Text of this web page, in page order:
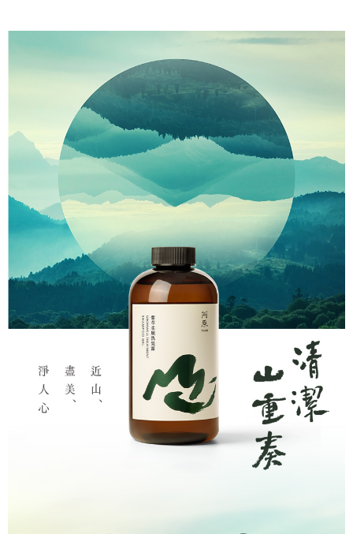
【繳款方式說明】
1.分期款項不併入電信帳單，「大哥付你分期」於每月結算日後寄送繳費提
2.透過簡訊連結打開帳單後，可選擇「超商條碼／台灣大直營門市／銀行轉
帳／街口支付／iPASS MONEY」等通路繳費。
【注意事項】
1.本服務係由「台灣大哥大股份有限公司」（以下簡稱本公司）所提供，讓
用戶於交易時，得透過本服務購買商品或服務，並由商店將買賣／分期付款
買賣價金債權讓與本公司後，依約使用本公司帳單繳交帳款。
2.基於同意付款使用「大哥付你分期」之契約關係目的，商店將以您的個人
資料（包含姓名、電話或地址）提供予台灣大哥大進項蒐集、處理及利用，
由本公司與您本人進行分期帳單所需資料之確認、核對及更正。
3.完整用戶服務條款，請詳閱以下連結：
https://oppay.tw/userRule
１．於結帳方式選擇「AFTEE先享後付」後，將跳轉至「AFTEE先享後付」
結帳頁面，進行簡訊認證並確認金額後，即可完成結帳。
２．訂單成立數日內，您將收到繳費通知簡訊。
３．收到繳費通知簡訊後14天內，點擊此簡訊中的連結，可透過四大超商／
ATM／網路銀行／等多元方式進行付款，方視為交易完成。
※ 請注意：結帳手續完成當下不需立刻繳費，但若您需要取消訂單，請聯絡
購買商品的店家。未經商家同意取消之訂單仍視為有效，需透過AFTEE先享
後付繳納相關費用。
※ 交易是否成功請以「AFTEE先享後付 」之結帳頁面顯示為準，若有關於
是否繳費成功／繳費後需取消欲退款等相關疑問，請聯繫「AFTEE先享後付
客戶支援中心」https://netprotections.freshdesk.com/support/home
【注意事項】
１．透過由恩沛科技股份有限公司提供之「AFTEE先享後付」服務完成之交
易，需依本服務之必要範圍內提供個人資料，並將交易相關給付款項請求債
權轉讓予恩沛科技股份有限公司。
２．關於個人資料處理事宜，請瀏覽以下網址：
https://aftee.tw/terms/#terms3
３．未成年的使用者請事先徵得法定代理人或監護人之同意方可使用
「AFTEE先享後付」，若未經同意申辦者引起之損失，本公司不負相關責
４．使用「AFTEE先享後付」時，將依據個別帳號之用戶狀況，依本公司即
時審查核予不同之上限額度；若仍有額度不足之情形，本公司將視審查結果
請求用戶進行身份認證。
５．嚴禁一人註冊多個帳號或使用他人資訊註冊。若發現惡意使用之情形，
恩沛科技股份有限公司將有權停止該用戶之使用額度並採取法律行動。
❌未開放，選取系統將直接取消訂單❌
⭕超取僅提供付款後7-11取貨
每筆NT$100，滿NT$1,000(含以上)免運費
每筆NT$100，滿NT$1,000(含以上)免運費
離島宅配
每筆NT$280，滿NT$3,000(含以上)免運費